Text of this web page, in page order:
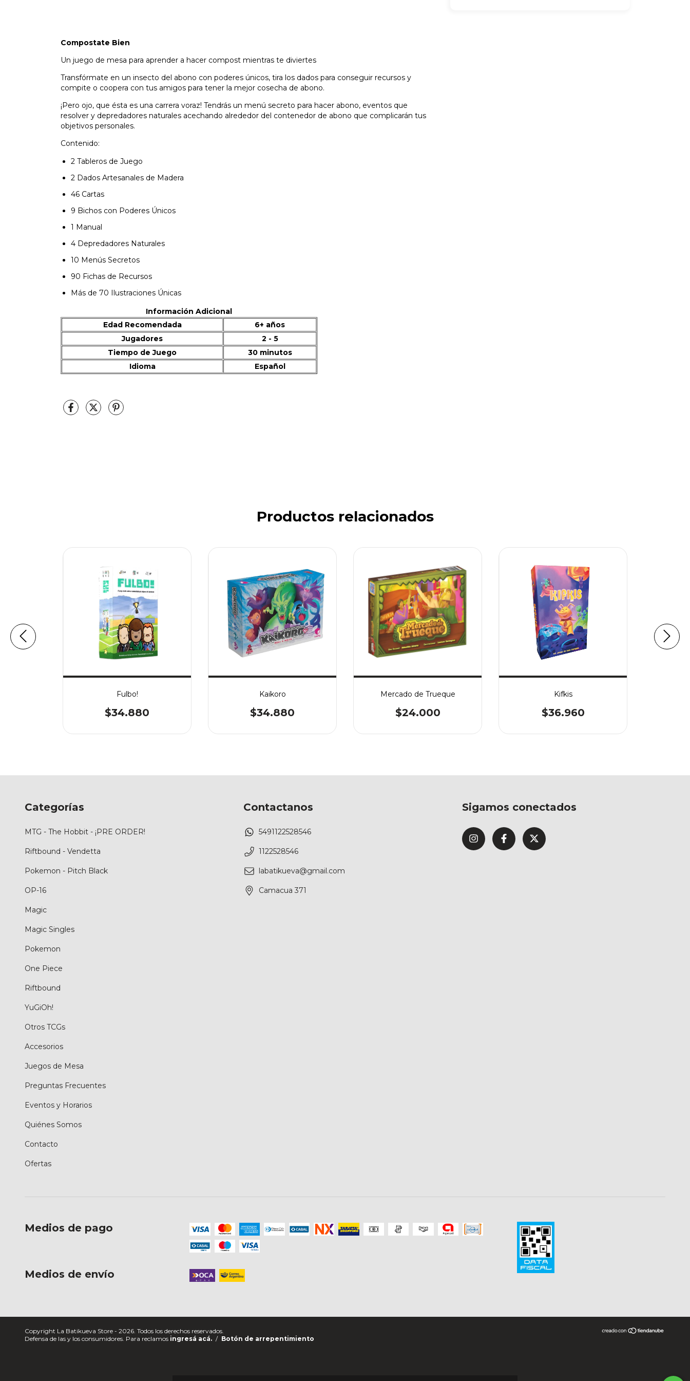
Compostate Bien
Un juego de mesa para aprender a hacer compost mientras te diviertes
Transfórmate en un insecto del abono con poderes únicos, tira los dados para conseguir recursos y
compite o coopera con tus amigos para tener la mejor cosecha de abono.
¡Pero ojo, que ésta es una carrera voraz! Tendrás un menú secreto para hacer abono, eventos que
resolver y depredadores naturales acechando alrededor del contenedor de abono que complicarán tus
objetivos personales.
Contenido:
2 Tableros de Juego
2 Dados Artesanales de Madera
46 Cartas
9 Bichos con Poderes Únicos
1 Manual
4 Depredadores Naturales
10 Menús Secretos
90 Fichas de Recursos
Más de 70 Ilustraciones Únicas
Información Adicional
Edad Recomendada
6+ años
Jugadores
2 - 5
Tiempo de Juego
30 minutos
Idioma
Español
Productos relacionados
Fulbo!
$34.880
Kaikoro
$34.880
Mercado de Trueque
$24.000
Kifkis
$36.960
Categorías
MTG - The Hobbit - ¡PRE ORDER!
Riftbound - Vendetta
Pokemon - Pitch Black
OP-16
Magic
Magic Singles
Pokemon
One Piece
Riftbound
YuGiOh!
Otros TCGs
Accesorios
Juegos de Mesa
Preguntas Frecuentes
Eventos y Horarios
Quiénes Somos
Contacto
Ofertas
Contactanos
5491122528546
1122528546
labatikueva@gmail.com
Camacua 371
Sigamos conectados
Medios de pago
Medios de envío
Copyright La Batikueva Store - 2026. Todos los derechos reservados.
Defensa de las y los consumidores. Para reclamos ingresá acá. / Botón de arrepentimiento